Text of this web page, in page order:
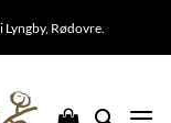
Lyngby, Rødovre